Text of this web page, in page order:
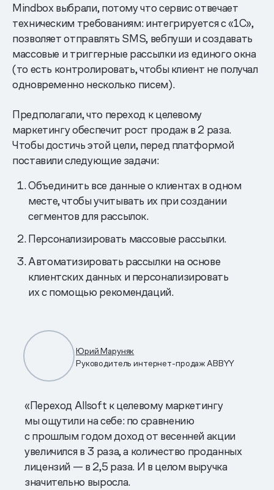
Mindbox выбрали, потому что сервис отвечает
техническим требованиям: интегрируется с «1С»,
позволяет отправлять SMS, вебпуши и создавать
массовые и триггерные рассылки из единого окна
(то есть контролировать, чтобы клиент не получал
одновременно несколько писем).
Предполагали, что переход к целевому
маркетингу обеспечит рост продаж в 2 раза.
Чтобы достичь этой цели, перед платформой
поставили следующие задачи:
Объединить все данные о клиентах в одном
месте, чтобы учитывать их при создании
сегментов для рассылок.
Персонализировать массовые рассылки.
Автоматизировать рассылки на основе
клиентских данных и персонализировать
их с помощью рекомендаций.
Юрий Маруняк
Руководитель интернет-продаж ABBYY
«Переход Allsoft к целевому маркетингу
мы ощутили на себе: по сравнению
с прошлым годом доход от весенней акции
увеличился в 3 раза, а количество проданных
лицензий — в 2,5 раза. И в целом выручка
значительно выросла.